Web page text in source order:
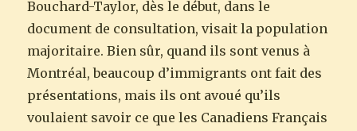
Bouchard-Taylor, dès le début, dans le
document de consultation, visait la population
majoritaire. Bien sûr, quand ils sont venus à
Montréal, beaucoup d’immigrants ont fait des
présentations, mais ils ont avoué qu’ils
voulaient savoir ce que les Canadiens Français